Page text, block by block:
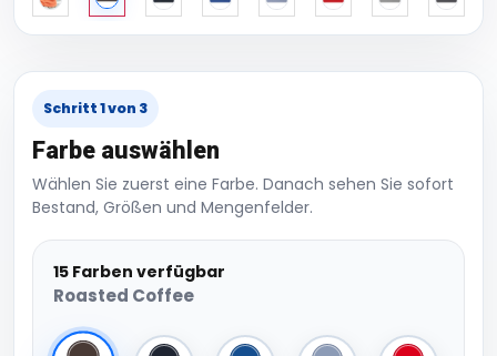
Schritt 1 von 3
Farbe auswählen
Wählen Sie zuerst eine Farbe. Danach sehen Sie sofort
Bestand, Größen und Mengenfelder.
15 Farben verfügbar
Roasted Coffee